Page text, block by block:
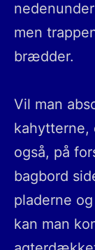
men
brædder.
Vil man
kahytterne,
også, på
bagbord
pladerne
kan man